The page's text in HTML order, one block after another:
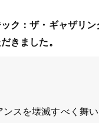
ク：ザ・ギャザリ
きました。
スを壊滅すべく舞